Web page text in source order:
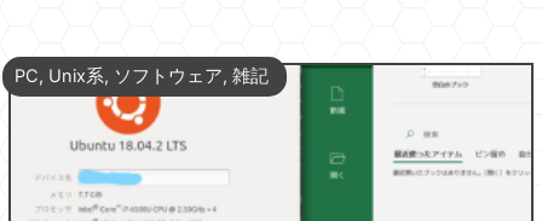
PC, Unix系, ソフトウェア, 雑記